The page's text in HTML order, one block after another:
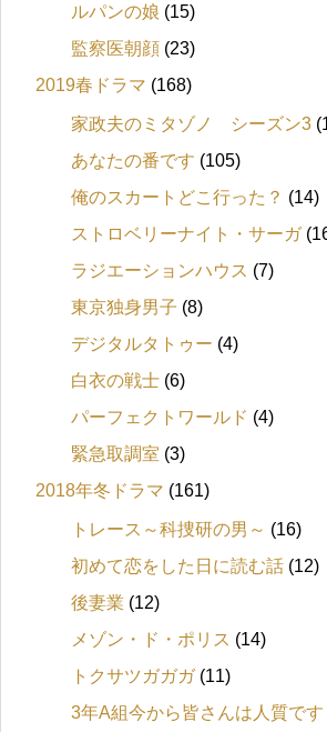
ルパンの娘 (15)
監察医朝顔 (23)
2019春ドラマ (168)
家政夫のミタゾノ シーズン3
あなたの番です (105)
俺のスカートどこ行った？ (14)
ストロベリーナイト・サーガ
ラジエーションハウス (7)
東京独身男子 (8)
デジタルタトゥー (4)
白衣の戦士 (6)
パーフェクトワールド (4)
緊急取調室 (3)
2018年冬ドラマ (161)
トレース～科捜研の男～ (16)
初めて恋をした日に読む話 (12)
後妻業 (12)
メゾン・ド・ポリス (14)
トクサツガガガ(11)
3年A組今から皆さんは人質です